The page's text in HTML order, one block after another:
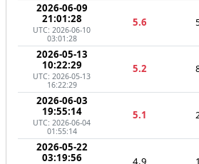
2026-06-09
21:01:28
UTC: 2026-06-10
03:01:28
5.6
2026-05-13
10:22:29
UTC: 2026-05-13
16:22:29
5.2
2026-06-03
19:55:14
UTC: 2026-06-04
01:55:14
5.1
2026-05-22
03:19:56
4.9